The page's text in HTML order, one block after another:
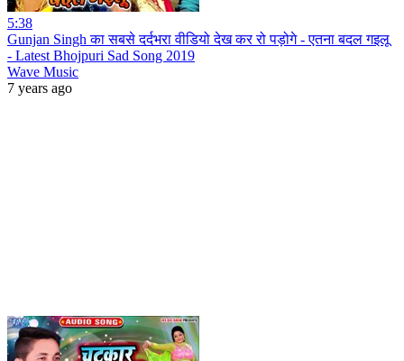
5:38
Gunjan Singh का सबसे दर्दभरा वीडियो देख कर रो पड़ोगे - एतना बदल गइलू
- Latest Bhojpuri Sad Song 2019
Wave Music
7 years ago